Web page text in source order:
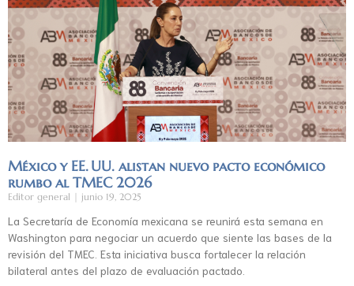
México y EE. UU. alistan nuevo pacto económico
rumbo al TMEC 2026
Editor general junio 19, 2025
La Secretaría de Economía mexicana se reunirá esta semana en
Washington para negociar un acuerdo que siente las bases de la
revisión del TMEC. Esta iniciativa busca fortalecer la relación
bilateral antes del plazo de evaluación pactado.